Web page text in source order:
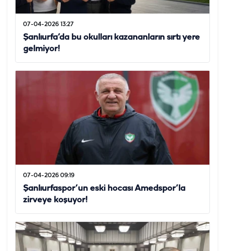
07-04-2026 13:27
Şanlıurfa’da bu okulları kazananların sırtı yere
gelmiyor!
07-04-2026 09:19
Şanlıurfaspor’un eski hocası Amedspor’la
zirveye koşuyor!